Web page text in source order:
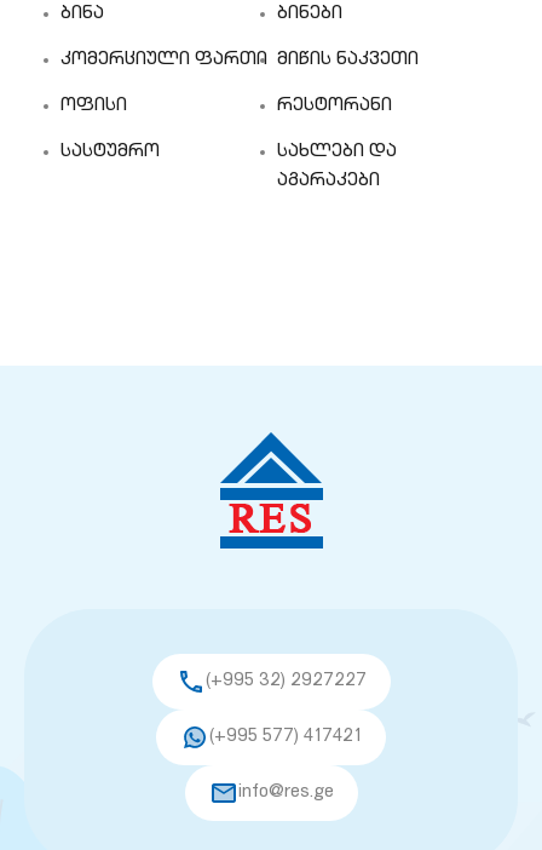
ბინა ბინები
კომერციული ფართი მიწის ნაკვეთი
ოფისი რესტორანი
სასტუმრო
სახლები და
აგარაკები
(+995 32) 2927227
(+995 577) 417421
info@res.ge